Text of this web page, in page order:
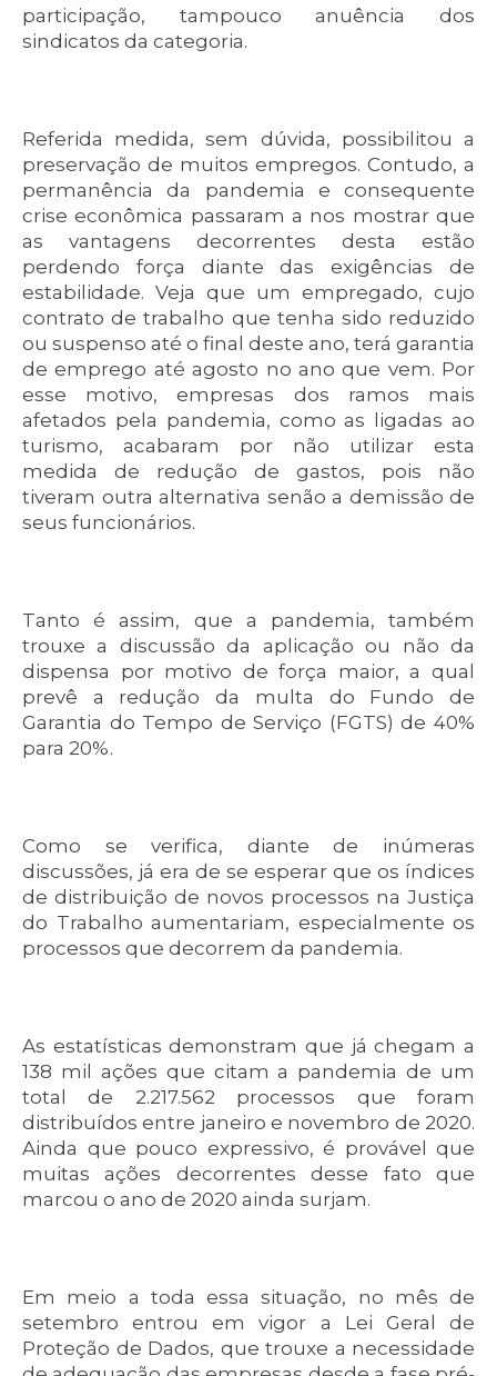
participação, tampouco anuência dos
sindicatos da categoria.
Referida medida, sem dúvida, possibilitou a
preservação de muitos empregos. Contudo, a
permanência da pandemia e consequente
crise econômica passaram a nos mostrar que
as vantagens decorrentes desta estão
perdendo força diante das exigências de
estabilidade. Veja que um empregado, cujo
contrato de trabalho que tenha sido reduzido
ou suspenso até o final deste ano, terá garantia
de emprego até agosto no ano que vem. Por
esse motivo, empresas dos ramos mais
afetados pela pandemia, como as ligadas ao
turismo, acabaram por não utilizar esta
medida de redução de gastos, pois não
tiveram outra alternativa senão a demissão de
seus funcionários.
Tanto é assim, que a pandemia, também
trouxe a discussão da aplicação ou não da
dispensa por motivo de força maior, a qual
prevê a redução da multa do Fundo de
Garantia do Tempo de Serviço (FGTS) de 40%
para 20%.
Como se verifica, diante de inúmeras
discussões, já era de se esperar que os índices
de distribuição de novos processos na Justiça
do Trabalho aumentariam, especialmente os
processos que decorrem da pandemia.
As estatísticas demonstram que já chegam a
138 mil ações que citam a pandemia de um
total de 2.217.562 processos que foram
distribuídos entre janeiro e novembro de 2020.
Ainda que pouco expressivo, é provável que
muitas ações decorrentes desse fato que
marcou o ano de 2020 ainda surjam.
Em meio a toda essa situação, no mês de
setembro entrou em vigor a Lei Geral de
Proteção de Dados, que trouxe a necessidade